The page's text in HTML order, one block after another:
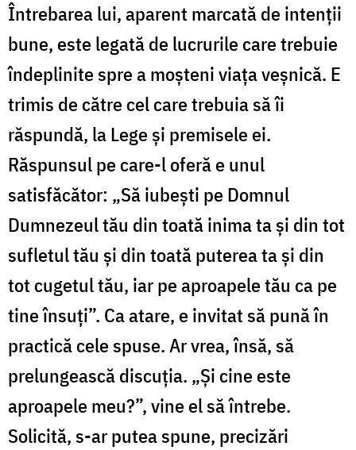
Întrebarea lui, aparent marcată de intenții
bune, este legată de lucrurile care trebuie
îndeplinite spre a moșteni viața veșnică. E
trimis de către cel care trebuia să îi
răspundă, la Lege și premisele ei.
Răspunsul pe care-l oferă e unul
satisfăcător: „Să iubeşti pe Domnul
Dumnezeul tău din toată inima ta şi din tot
sufletul tău şi din toată puterea ta şi din
tot cugetul tău, iar pe aproapele tău ca pe
tine însuţi”. Ca atare, e invitat să pună în
practică cele spuse. Ar vrea, însă, să
prelungească discuția. „Şi cine este
aproapele meu?”, vine el să întrebe.
Solicită, s-ar putea spune, precizări